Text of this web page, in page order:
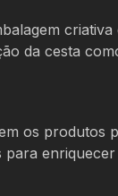
criativa
da cesta
os produtos